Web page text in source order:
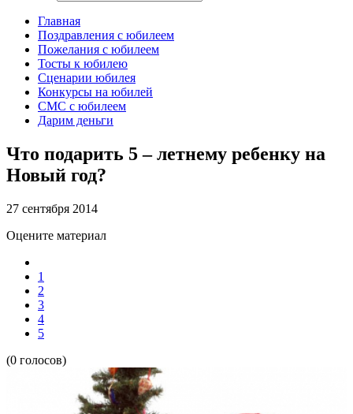
Главная
Поздравления с юбилеем
Пожелания с юбилеем
Тосты к юбилею
Сценарии юбилея
Конкурсы на юбилей
СМС с юбилеем
Дарим деньги
Что подарить 5 – летнему ребенку на
Новый год?
27 сентября 2014
Оцените материал
1
2
3
4
5
(0 голосов)